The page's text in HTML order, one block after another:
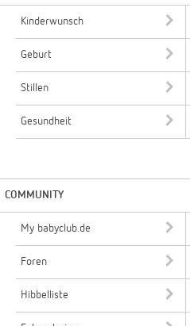
Kinderwunsch
Geburt
Stillen
Gesundheit
COMMUNITY
My babyclub.de
Foren
Hibbelliste